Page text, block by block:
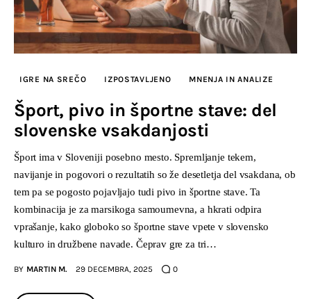
English
IGRE NA SREČO IZPOSTAVLJENO MNENJA IN ANALIZE
Šport, pivo in športne stave: del
slovenske vsakdanjosti
Šport ima v Sloveniji posebno mesto. Spremljanje tekem,
navijanje in pogovori o rezultatih so že desetletja del vsakdana, ob
tem pa se pogosto pojavljajo tudi pivo in športne stave. Ta
kombinacija je za marsikoga samoumevna, a hkrati odpira
vprašanje, kako globoko so športne stave vpete v slovensko
kulturo in družbene navade. Čeprav gre za tri…
BY MARTIN M. 29 DECEMBRA, 2025 0